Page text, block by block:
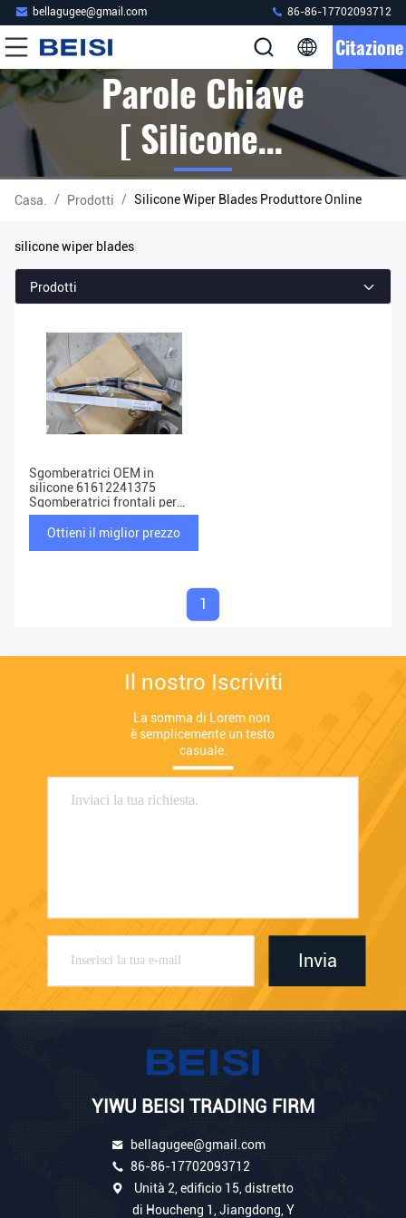
bellagugee@gmail.com 86-86-17702093712
Citazione
Parole Chiave
[ Silicone
Wiper Blades
] Partita 1
Prodotti
Casa. / Prodotti / Silicone Wiper Blades Produttore Online
silicone wiper blades
Prodotti
Sgomberatrici OEM in
silicone 61612241375
Sgomberatrici frontali per
BMW Serie 3
Ottieni il miglior prezzo
1
Il nostro Iscriviti
La somma di Lorem non
è semplicemente un testo
casuale.
Invia
YIWU BEISI TRADING FIRM
bellagugee@gmail.com
86-86-17702093712
Unità 2, edificio 15, distretto
di Houcheng 1, Jiangdong, Y